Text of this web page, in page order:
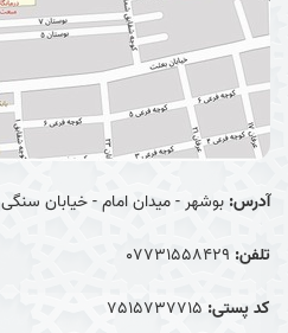
آدرس: بوشهر - میدان امام - خیابان سنگی
تلفن: 07731558429
کد پستی: 7515737715